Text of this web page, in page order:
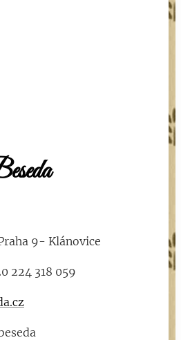
9- Klánovice
224 318 059